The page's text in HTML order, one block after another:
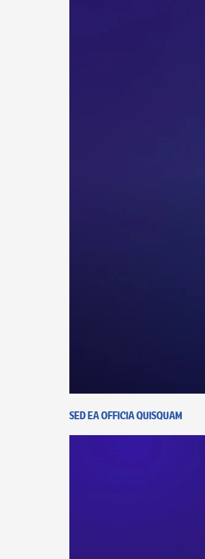
Sed ea officia quisquam